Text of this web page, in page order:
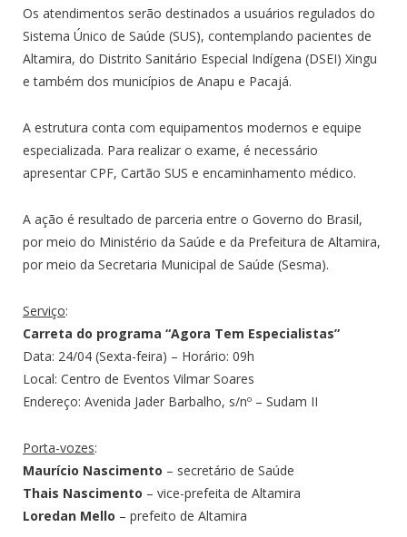
Os atendimentos serão destinados a usuários regulados do
Sistema Único de Saúde (SUS), contemplando pacientes de
Altamira, do Distrito Sanitário Especial Indígena (DSEI) Xingu
e também dos municípios de Anapu e Pacajá.
A estrutura conta com equipamentos modernos e equipe
especializada. Para realizar o exame, é necessário
apresentar CPF, Cartão SUS e encaminhamento médico.
A ação é resultado de parceria entre o Governo do Brasil,
por meio do Ministério da Saúde e da Prefeitura de Altamira,
por meio da Secretaria Municipal de Saúde (Sesma).
Serviço:
Carreta do programa “Agora Tem Especialistas”
Data: 24/04 (Sexta-feira) – Horário: 09h
Local: Centro de Eventos Vilmar Soares
Endereço: Avenida Jader Barbalho, s/nº – Sudam II
Porta-vozes:
Maurício Nascimento – secretário de Saúde
Thais Nascimento – vice-prefeita de Altamira
Loredan Mello – prefeito de Altamira